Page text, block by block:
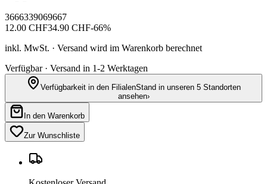
3666339069667
12.00 CHF34.90 CHF-66%
inkl. MwSt. · Versand wird im Warenkorb berechnet
Verfügbar · Versand in 1-2 Werktagen
Verfügbarkeit in den FilialenStand in unseren 5 Standorten
ansehen›
In den Warenkorb
Zur Wunschliste